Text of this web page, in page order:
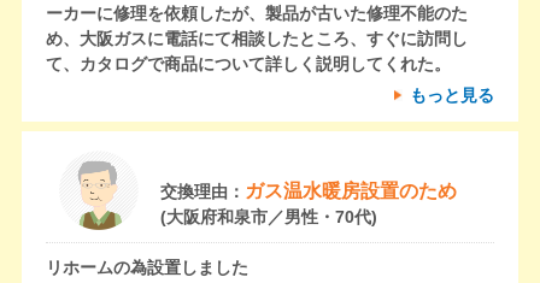
ーカーに修理を依頼したが、製品が古いた修理不能のた
め、大阪ガスに電話にて相談したところ、すぐに訪問し
て、カタログで商品について詳しく説明してくれた。
もっと見る
交換理由： ガス温水暖房設置のため
(大阪府和泉市／男性・70代)
リホームの為設置しました